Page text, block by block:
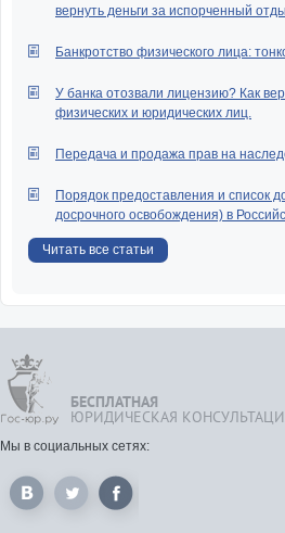
вернуть деньги за испорченный
Банкротство физического лица:
У банка отозвали лицензию? Как
физических и юридических лиц.
Передача и продажа прав на
Порядок предоставления и список
досрочного освобождения) в
Читать все статьи
БЕСПЛАТНАЯ
ЮРИДИЧЕСКАЯ
Мы в социальных сетях: